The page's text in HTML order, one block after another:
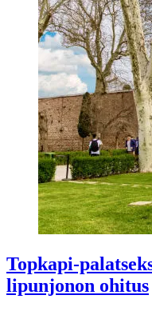
Topkapi-
lipunjonon ohitus